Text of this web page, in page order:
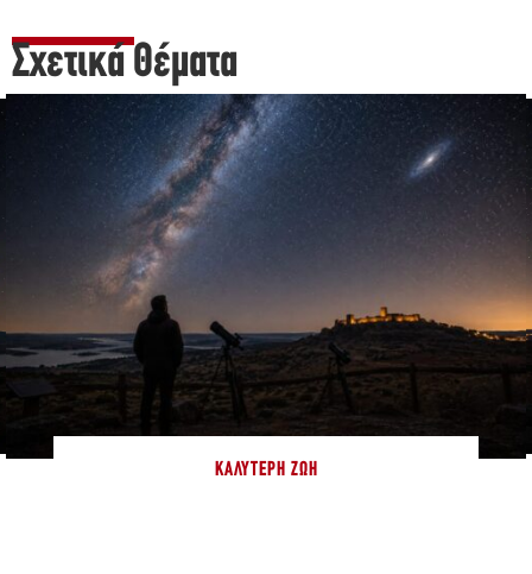
Σχετικά Θέματα
ΚΑΛΎΤΕΡΗ ΖΩΉ